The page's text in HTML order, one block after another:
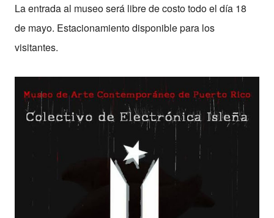
La entrada al museoserá libre de costo todo el día 18
de mayo. Estacionamiento disponible para los
visitantes.